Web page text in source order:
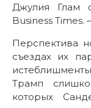
Джулия Глам
Business Times.
Перспектива
съездах их
Трамп
которых